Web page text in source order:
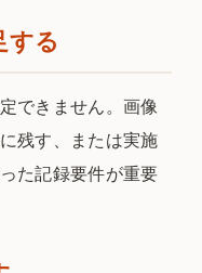
する
できません。画像
残す、または実施
た記録要件が重要